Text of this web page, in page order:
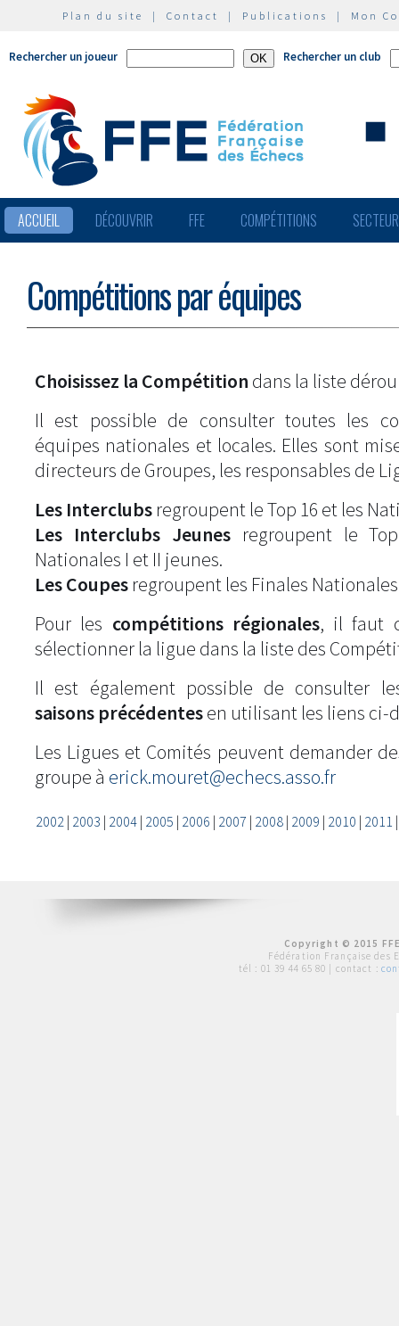
Plan du site | Contact | Publications | Mon
Rechercher un joueur Rechercher un club
ACCUEIL DÉCOUVRIR FFE COMPÉTITIONS
Compétitions par équipes
Choisissez la Compétition dans la liste
Il est possible de consulter toutes les
équipes nationales et locales. Elles sont
directeurs de Groupes, les responsables de
Les Interclubs regroupent le Top 16 et les
Les Interclubs Jeunesregroupent le
Nationales I et II jeunes.
Les Coupes regroupent les Finales
Pour les compétitions régionales, il faut
sélectionner la ligue dans la liste des
Il est également possible de consulter
saisons précédentesen utilisant les liens ci-
Les Ligues et Comités peuvent demander
groupe à erick.mouret@echecs.asso.fr
2002| 2003 | 2004| 2005 | 2006 | 2007 | 2008| 2009 | 2010 | 2011
Copyright © 2015
Fédération Française des
tél : 01 39 44 65 80 | contact :